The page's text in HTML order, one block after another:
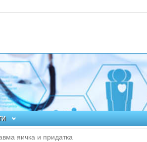
яичка и придатка